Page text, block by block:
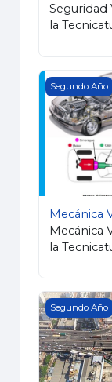
Seguridad
la
Mecánica
Segundo Año
Mecánica
Mecánica
la
Sistemas
Segundo Año